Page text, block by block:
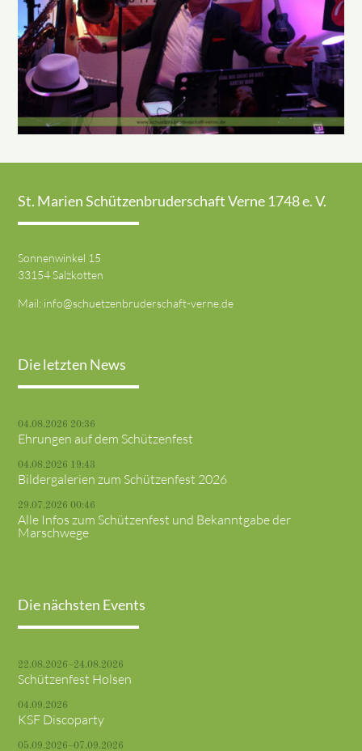
St. Marien Schützenbruderschaft Verne 1748 e. V.
Sonnenwinkel 15
33154 Salzkotten
Mail: info@schuetzenbruderschaft-verne.de
Die letzten News
04.08.2026 20:36
Ehrungen auf dem Schützenfest
04.08.2026 19:43
Bildergalerien zum Schützenfest 2026
29.07.2026 00:46
Alle Infos zum Schützenfest und Bekanntgabe der
Marschwege
Die nächsten Events
22.08.2026–24.08.2026
Schützenfest Holsen
04.09.2026
KSF Discoparty
05.09.2026–07.09.2026